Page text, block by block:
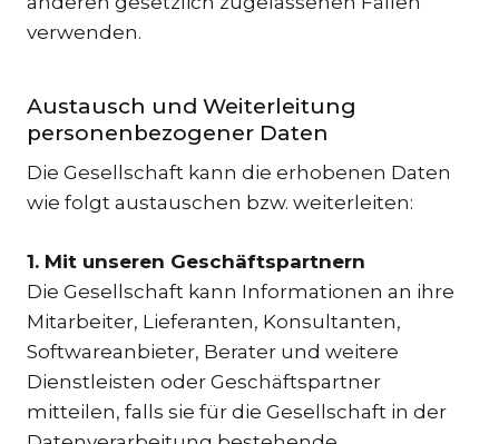
verwenden.
Austausch und Weiterleitung
personenbezogener Daten
Die Gesellschaft kann die erhobenen Daten
wie folgt austauschen bzw. weiterleiten:
1. Mit unseren Geschäftspartnern
Die Gesellschaft kann Informationen an ihre
Mitarbeiter, Lieferanten, Konsultanten,
Softwareanbieter, Berater und weitere
Dienstleisten oder Geschäftspartner
mitteilen, falls sie für die Gesellschaft in der